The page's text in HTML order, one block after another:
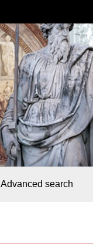
Advanced search